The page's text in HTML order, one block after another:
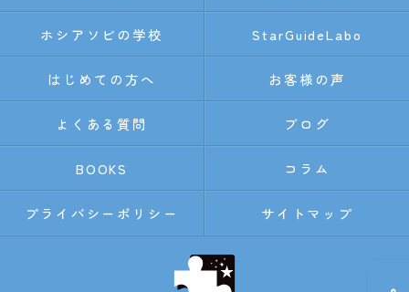
ホシアソビの学校 StarGuideLabo
はじめての方へ お客様の声
よくある質問 ブログ
BOOKS コラム
プライバシーポリシー サイトマップ